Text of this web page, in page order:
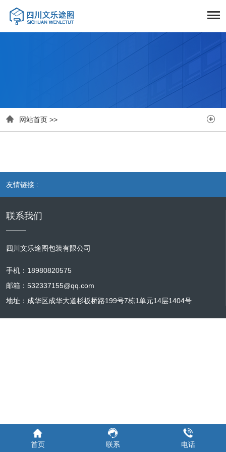
 网站首页 >> 
友情链接 :
联系我们
四川文乐途图包装有限公司
手机：18980820575
邮箱：532337155@qq.com
地址：成华区成华大道杉板桥路199号7栋1单元14层1404号
首页 联系 电话